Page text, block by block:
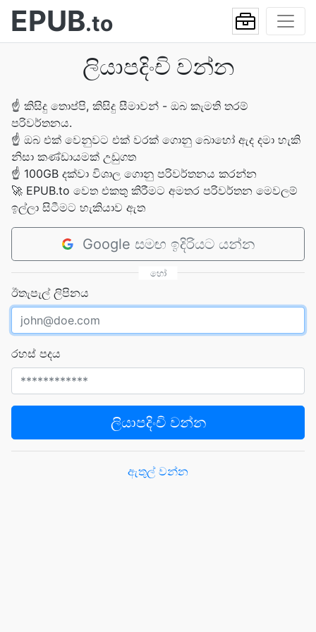
EPUB.to
ලියාපදිංචි වන්න
☝ කිසිදු තොප්පි, කිසිදු සීමාවන් - ඔබ කැමති තරම්
පරිවර්තනය.
☝ ඔබ එක් වෙනුවට එක් වරක් ගොනු බොහෝ ඇද දමා හැකි
නිසා කණ්ඩායමක් උඩුගත
☝ 100GB දක්වා විශාල ගොනු පරිවර්තනය කරන්න
🚀 EPUB.to වෙත එකතු කිරීමට අමතර පරිවර්තන මෙවලම්
ඉල්ලා සිටීමට හැකියාව ඇත
Google සමඟ ඉදිරියට යන්න
හෝ
ඊතැපැල් ලිපිනය
රහස් පදය
ලියාපදිංචි වන්න
ඇතුල් වන්න